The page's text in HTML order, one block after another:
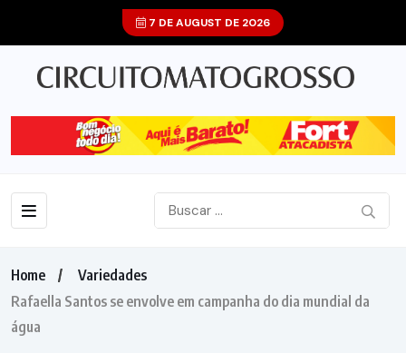
7 DE AUGUST DE 2026
Home
Variedades
Rafaella Santos se envolve em campanha do dia mundial da
água